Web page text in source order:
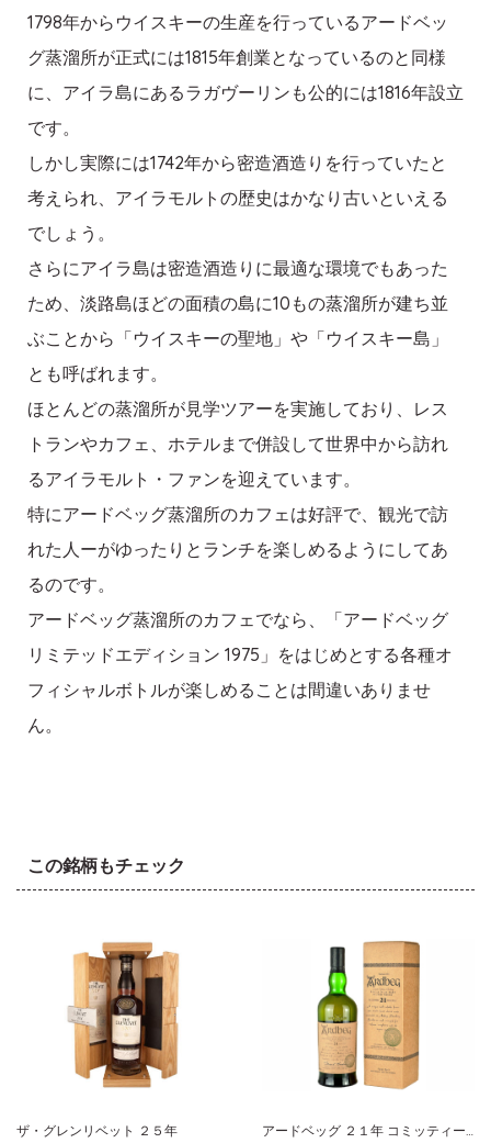
1798年からウイスキーの生産を行っているアードベッ
グ蒸溜所が正式には1815年創業となっているのと同様
に、アイラ島にあるラガヴーリンも公的には1816年設立
です。
しかし実際には1742年から密造酒造りを行っていたと
考えられ、アイラモルトの歴史はかなり古いといえる
でしょう。
さらにアイラ島は密造酒造りに最適な環境でもあった
ため、淡路島ほどの面積の島に10もの蒸溜所が建ち並
ぶことから「ウイスキーの聖地」や「ウイスキー島」
とも呼ばれます。
ほとんどの蒸溜所が見学ツアーを実施しており、レス
トランやカフェ、ホテルまで併設して世界中から訪れ
るアイラモルト・ファンを迎えています。
特にアードベッグ蒸溜所のカフェは好評で、観光で訪
れた人ーがゆったりとランチを楽しめるようにしてあ
るのです。
アードベッグ蒸溜所のカフェでなら、「アードベッグ
リミテッドエディション 1975」をはじめとする各種オ
フィシャルボトルが楽しめることは間違いありませ
ん。
この銘柄もチェック
ザ・グレンリベット ２５年 アードベッグ ２１年 コミッティーリザーブ